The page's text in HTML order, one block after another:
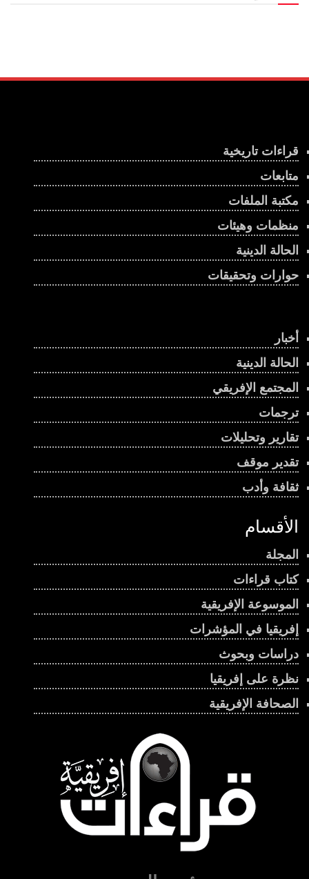
قراءات تاريخية
متابعات
مكتبة الملفات
منظمات وهيئات
الحالة الدينية
حوارات وتحقيقات
أخبار
الحالة الدينية
المجتمع الإفريقي
ترجمات
تقارير وتحليلات
تقدير موقف
ثقافة وأدب
الأقسام
المجلة
كتاب قراءات
الموسوعة الإفريقية
إفريقيا في المؤشرات
دراسات وبحوث
نظرة على إفريقيا
الصحافة الإفريقية